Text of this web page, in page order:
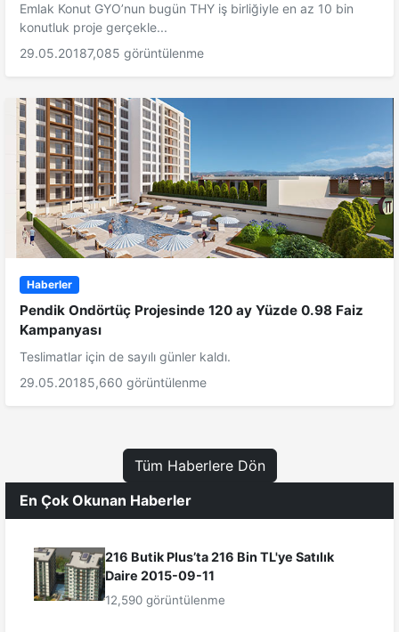
Emlak Konut GYO’nun bugün THY iş birliğiyle en az 10 bin
konutluk proje gerçekle...
29.05.20187,085 görüntülenme
Haberler
Pendik Ondörtüç Projesinde 120 ay Yüzde 0.98 Faiz
Kampanyası
Teslimatlar için de sayılı günler kaldı.
29.05.20185,660 görüntülenme
Tüm Haberlere Dön
En Çok Okunan Haberler
216 Butik Plus’ta 216 Bin TL'ye Satılık
Daire 2015-09-11
12,590 görüntülenme